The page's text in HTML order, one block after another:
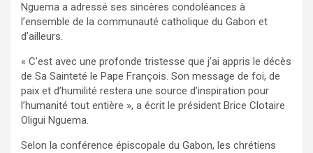
Nguema a adressé ses sincères condoléances à
l’ensemble de la communauté catholique du Gabon et
d’ailleurs.
« C’est avec une profonde tristesse que j’ai appris le décès
de Sa Sainteté le Pape François. Son message de foi, de
paix et d’humilité restera une source d’inspiration pour
l’humanité tout entière », a écrit le président Brice Clotaire
Oligui Nguema.
Selon la conférence épiscopale du Gabon, les chrétiens